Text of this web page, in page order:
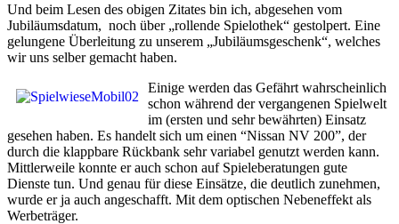
Und beim Lesen des obigen Zitates bin ich, abgesehen vom
Jubiläumsdatum, noch über „rollende Spielothek“ gestolpert. Eine
gelungene Überleitung zu unserem „Jubiläumsgeschenk“, welches
wir uns selber gemacht haben.
Einige werden das Gefährt wahrscheinlich
schon während der vergangenen Spielwelt
im (ersten und sehr bewährten) Einsatz
gesehen haben. Es handelt sich um einen “Nissan NV 200”, der
durch die klappbare Rückbank sehr variabel genutzt werden kann.
Mittlerweile konnte er auch schon auf Spieleberatungen gute
Dienste tun. Und genau für diese Einsätze, die deutlich zunehmen,
wurde er ja auch angeschafft. Mit dem optischen Nebeneffekt als
Werbeträger.